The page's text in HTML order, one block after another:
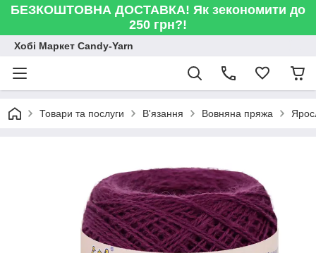
БЕЗКОШТОВНА ДОСТАВКА! Як зекономити до
250 грн?!
Хобі Маркет Candy-Yarn
Товари та послуги В'язання Вовняна пряжа